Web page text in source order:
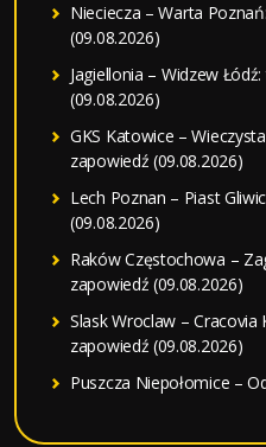
Nieciecza – Warta
(09.08.2026)
Jagiellonia – Widzew
(09.08.2026)
GKS Katowice –
zapowiedź (09.08.2026)
Lech Poznan – Piast
(09.08.2026)
Raków Częstochowa –
zapowiedź (09.08.2026)
Slask Wroclaw – Cracovia
zapowiedź (09.08.2026)
Puszcza Niepołomice –